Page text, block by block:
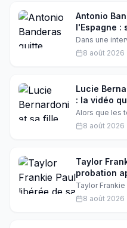
Antonio
l'Espagne :
choix de vie
Dans une
Banderas se
pour
8 août 2026
Lucie
: la vidéo
Alors que les
Angelina, la
une vidéo qui
8 août 2026
Taylor
probation
conjugale
Taylor
Mormon
officiellement
8 août 2026